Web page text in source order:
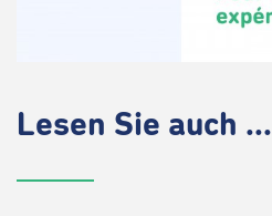
Lesen Sie auch ...